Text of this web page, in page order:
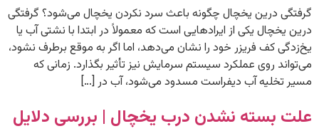
گرفتگی درین یخچال چگونه باعث سرد نکردن یخچال می‌شود؟ گرفتگی
درین یخچال یکی از ایرادهایی است که معمولاً در ابتدا با نشتی آب یا
یخ‌زدگی کف فریزر خود را نشان می‌دهد، اما اگر به موقع برطرف نشود،
می‌تواند روی عملکرد سیستم سرمایش نیز تأثیر بگذارد. زمانی که
مسیر تخلیه آب دیفراست مسدود می‌شود، آب در […]
علت بسته نشدن درب یخچال | بررسی دلایل